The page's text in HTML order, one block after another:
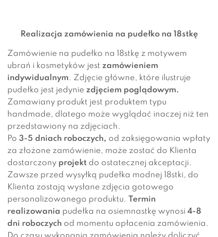
Realizacja zamówienia na pudełko na 18stkę
Zamówienie na pudełko na 18stkę z motywem
ubrań i kosmetyków jest zamówieniem
indywidualnym. Zdjęcie główne, które ilustruje
pudełko jest jedynie zdjęciem poglądowym.
Zamawiany produkt jest produktem typu
handmade, dlatego może wyglądać inaczej niż ten
przedstawiony na zdjęciach.
Po 3-5 dniach roboczych, od zaksięgowania wpłaty
za złożone zamówienie, może zostać do Klienta
dostarczony projekt do ostatecznej akceptacji.
Zawsze przed wysyłką pudełka modnej 18stki, do
Klienta zostają wysłane zdjęcia gotowego
personalizowanego produktu. Termin
realizowania pudełka na osiemnastkę wynosi 4-8
dni roboczych od momentu opłacenia zamówienia.